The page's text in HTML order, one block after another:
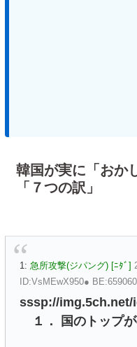
韓国が実に「おか
「７つの訳」
1: 急所攻撃(ジパング) [ﾆﾀﾞ]
ID:VsMEwX950●
sssp://
１． 国のトップ